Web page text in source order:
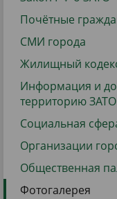
Почётные
СМИ города
Жилищный
Информация и
территорию
Социальная
Организации
Общественная
Фотогалерея